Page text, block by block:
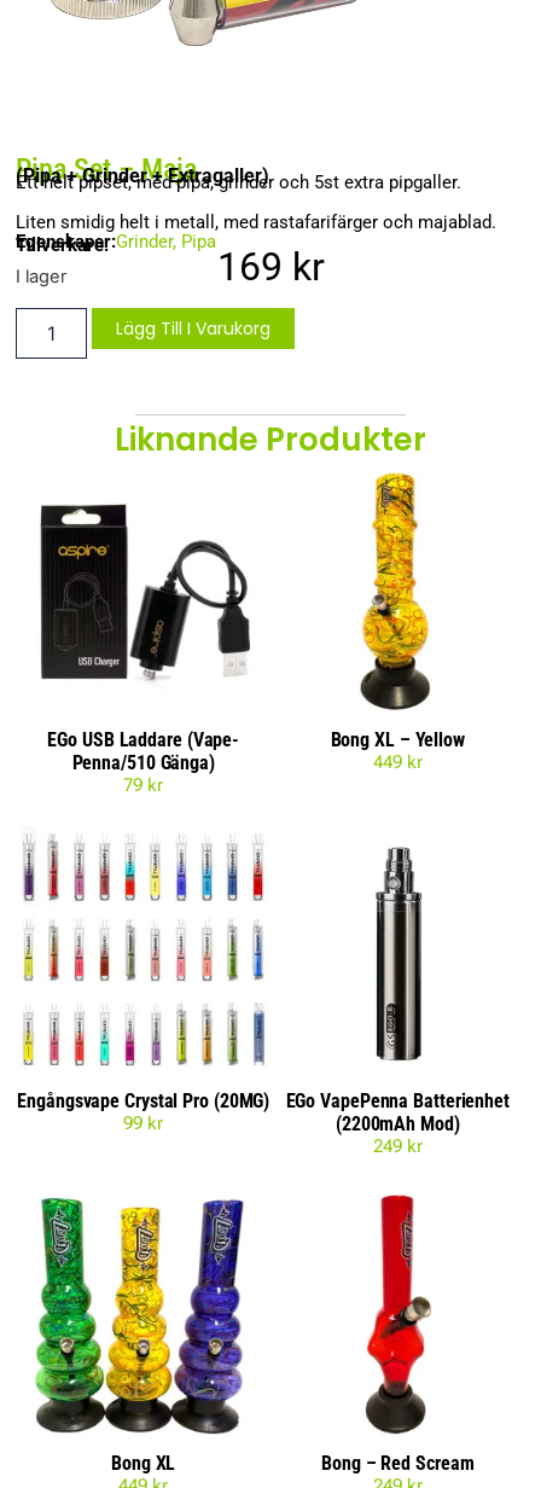
Pipa Set – Maja
(Pipa + Grinder + Extragaller)
Ett helt pipset, med pipa, grinder och 5st extra pipgaller.
Liten smidig helt i metall, med rastafarifärger och majablad.
Egenskaper:Grinder, Pipa
Tillverkare: 169 kr
I lager
Lägg Till I Varukorg
Liknande Produkter
EGo USB Laddare (Vape-
Penna/510 Gänga)
79 kr
Bong XL – Yellow
449 kr
Engångsvape Crystal Pro (20MG)
99 kr
EGo VapePenna Batterienhet
(2200mAh Mod)
249 kr
Bong XL Bong – Red Scream